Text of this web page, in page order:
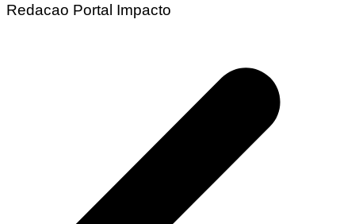
Redacao Portal Impacto